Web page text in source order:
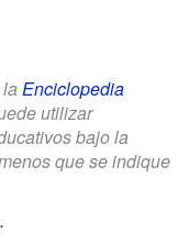
Enciclopedia
utilizar
bajo la
que se indique